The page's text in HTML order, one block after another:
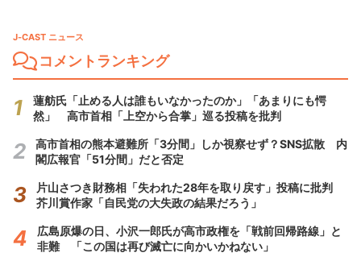
J-CAST ニュース
コメントランキング
蓮舫氏「止める人は誰もいなかったのか」「あまりにも愕
然」 高市首相「上空から合掌」巡る投稿を批判
高市首相の熊本避難所「3分間」しか視察せず？SNS拡散 内
閣広報官「51分間」だと否定
片山さつき財務相「失われた28年を取り戻す」投稿に批判
芥川賞作家「自民党の大失政の結果だろう」
広島原爆の日、小沢一郎氏が高市政権を「戦前回帰路線」と
非難 「この国は再び滅亡に向かいかねない」